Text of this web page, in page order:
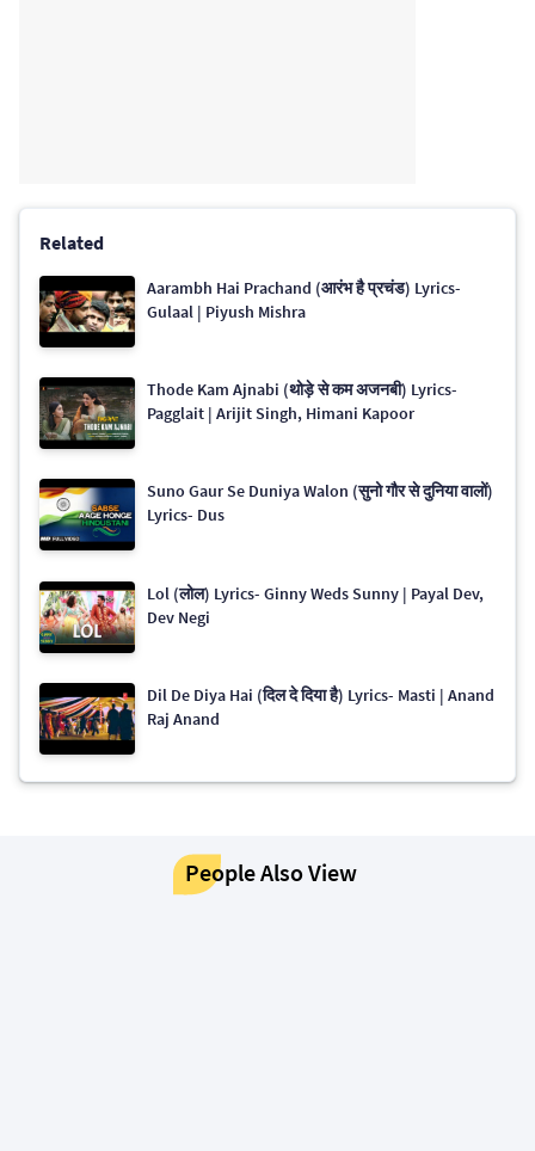
Related
Aarambh Hai Prachand (आरंभ है प्रचंड) Lyrics-
Gulaal | Piyush Mishra
Thode Kam Ajnabi (थोड़े से कम अजनबी) Lyrics-
Pagglait | Arijit Singh, Himani Kapoor
Suno Gaur Se Duniya Walon (सुनो गौर से दुनिया वालों)
Lyrics- Dus
Lol (लोल) Lyrics- Ginny Weds Sunny | Payal Dev,
Dev Negi
Dil De Diya Hai (दिल दे दिया है) Lyrics- Masti | Anand
Raj Anand
People Also View